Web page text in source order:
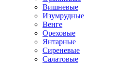
Вишневые
Изумрудные
Венге
Ореховые
Янтарные
Сиреневые
Салатовые